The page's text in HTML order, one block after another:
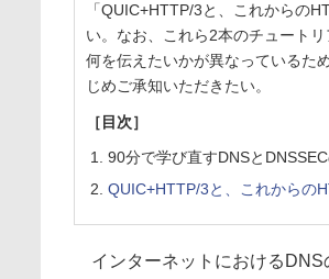
「QUIC+HTTP/3と、これからの
い。なお、これら2本のチュート
何を伝えたいかが異なっているた
じめご承知いただきたい。
［目次］
90分で学び直すDNSとDNSSEC
QUIC+HTTP/3と、これからの
インターネットにおけるDNS